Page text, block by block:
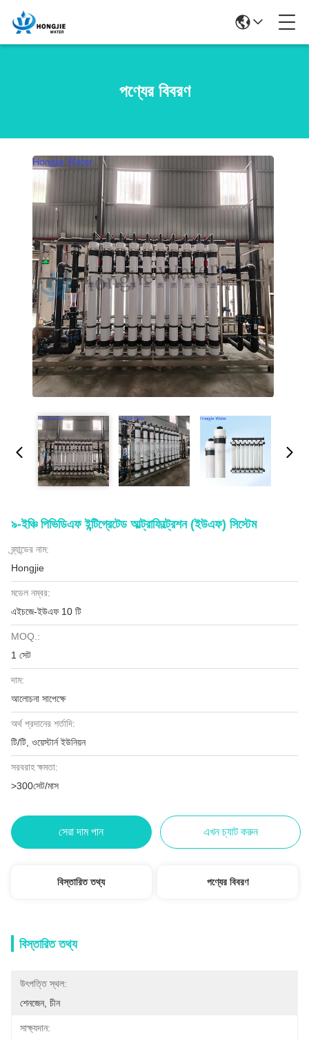
পণ্যের বিবরণ
৯-ইঞ্চি পিভিডিএফ ইন্টিগ্রেটেড আল্ট্রাফিল্ট্রেশন (ইউএফ) সিস্টেম
ব্র্যান্ডের নাম:
Hongjie
মডেল নম্বর:
এইচজে-ইউএফ 10 টি
MOQ.:
1 সেট
দাম:
আলোচনা সাপেক্ষে
অর্থ প্রদানের শর্তাদি:
টি/টি, ওয়েস্টার্ন ইউনিয়ন
সরবরাহ ক্ষমতা:
>300সেট/মাস
সেরা দাম পান এখন চ্যাট করুন
বিস্তারিত তথ্য পণ্যের বিবরণ
বিস্তারিত তথ্য
উৎপত্তি স্থল:
শেনজেন, চীন
সাক্ষ্যদান: